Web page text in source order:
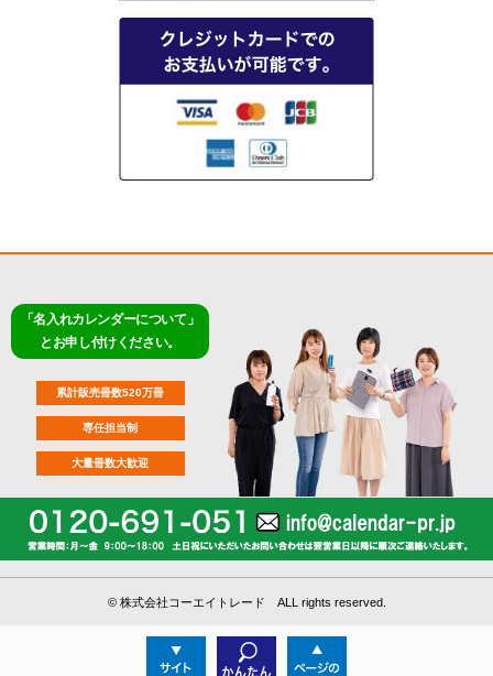
「名入れカレンダーについて」
とお申し付けください。
累計販売冊数520万冊
専任担当制
大量冊数大歓迎
©株式会社コーエイトレード ALL rights reserved.